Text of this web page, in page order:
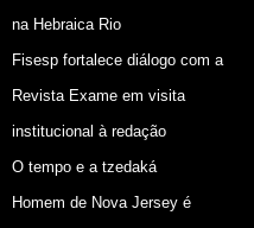
na Hebraica Rio
Fisesp fortalece diálogo com a
Revista Exame em visita
institucional à redação
O tempo e a tzedaká
Homem de Nova Jersey é